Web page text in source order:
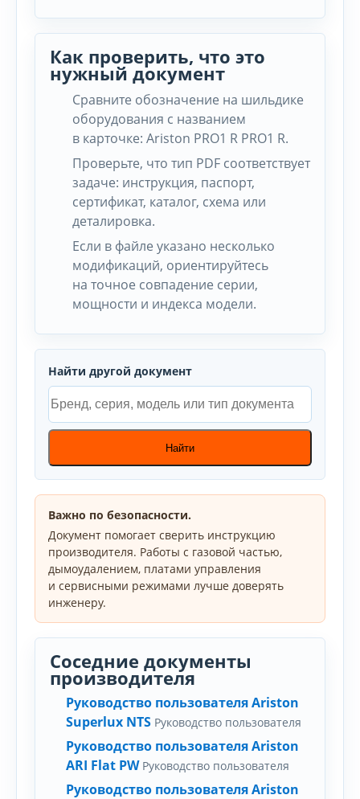
Как проверить, что это
нужный документ
Сравните обозначение на шильдике
оборудования с названием
в карточке: Ariston PRO1 R PRO1 R.
Проверьте, что тип PDF соответствует
задаче: инструкция, паспорт,
сертификат, каталог, схема или
деталировка.
Если в файле указано несколько
модификаций, ориентируйтесь
на точное совпадение серии,
мощности и индекса модели.
Найти другой документ
Найти
Важно по безопасности.
Документ помогает сверить инструкцию
производителя. Работы с газовой частью,
дымоудалением, платами управления
и сервисными режимами лучше доверять
инженеру.
Соседние документы
производителя
Руководство пользователя Ariston
Superlux NTS Руководство пользователя
Руководство пользователя Ariston
ARI Flat PW Руководство пользователя
Руководство пользователя Ariston